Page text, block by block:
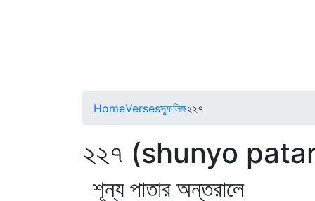
HomeVersesস্ফুলিঙ্গ২২৭
২২৭ (shunyo
শূন্য পাতার অন্তরালে